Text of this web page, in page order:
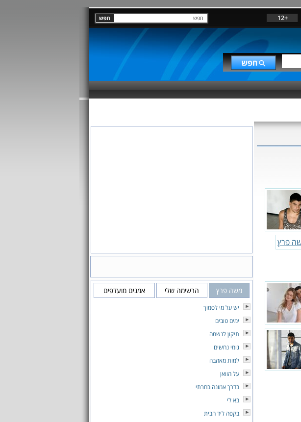
+12
משה פרץ הרשימה שלי אמנים מועדפים
יש על מי לסמוך
ימים טובים
תיקון לנשמה
גומי נחשים
למות מאהבה
על הוואן
בדרך אמונה בחרתי
בא לי
בקפה ליד הבית